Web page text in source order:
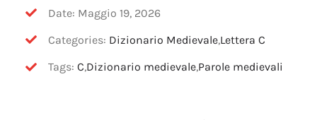
OFF TOPIC
CONTATTI
Date: Maggio 19, 2026
Categories: Dizionario Medievale,Lettera C
Tags:C,Dizionario medievale,Parole medievali